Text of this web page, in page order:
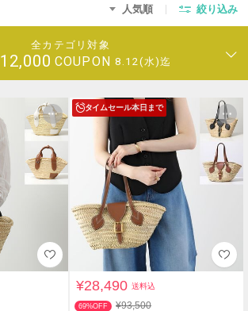
人気順 絞り込み
全カテゴリ対象
12,000 COUPON 8.12(水)迄
タイムセール本日まで
¥28,490送料込
69%OFF ¥93,500